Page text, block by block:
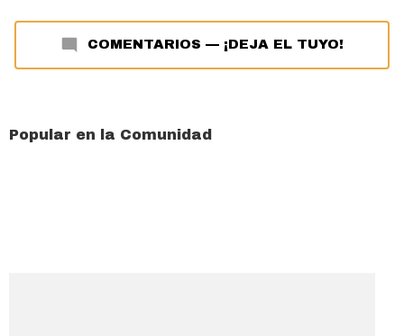
COMENTARIOS — ¡DEJA EL TUYO!
Popular en la Comunidad